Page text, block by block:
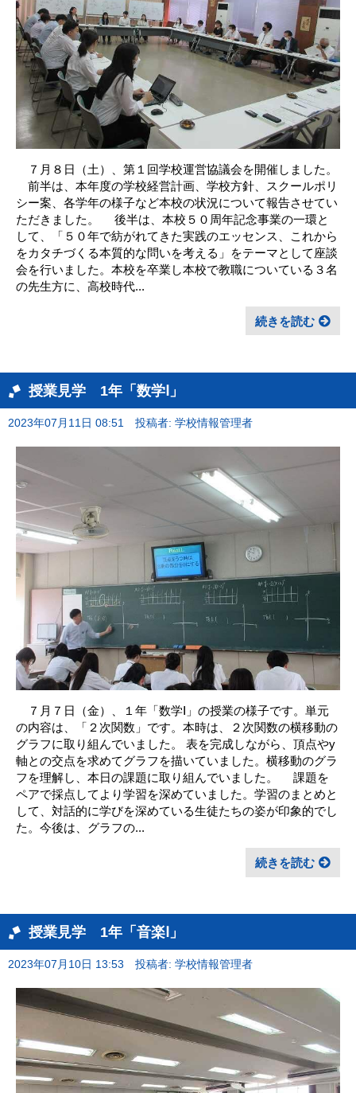
７月８日（土）、第１回学校運営協議会を開催しました。
前半は、本年度の学校経営計画、学校方針、スクールポリ
シー案、各学年の様子など本校の状況について報告させてい
ただきました。 後半は、本校５０周年記念事業の一環と
して、「５０年で紡がれてきた実践のエッセンス、これから
をカタチづくる本質的な問いを考える」をテーマとして座談
会を行いました。本校を卒業し本校で教職についている３名
の先生方に、高校時代...
続きを読む
授業見学 1年「数学Ⅰ」
2023年07月11日 08:51 投稿者: 学校情報管理者
７月７日（金）、１年「数学Ⅰ」の授業の様子です。単元
の内容は、「２次関数」です。本時は、２次関数の横移動の
グラフに取り組んでいました。 表を完成しながら、頂点やy
軸との交点を求めてグラフを描いていました。横移動のグラ
フを理解し、本日の課題に取り組んでいました。 課題を
ペアで採点してより学習を深めていました。学習のまとめと
して、対話的に学びを深めている生徒たちの姿が印象的でし
た。今後は、グラフの...
続きを読む
授業見学 1年「音楽Ⅰ」
2023年07月10日 13:53 投稿者: 学校情報管理者